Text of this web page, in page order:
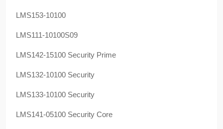
LMS153-10100
LMS111-10100S09
LMS142-15100 Security Prime
LMS132-10100 Security
LMS133-10100 Security
LMS141-05100 Security Core